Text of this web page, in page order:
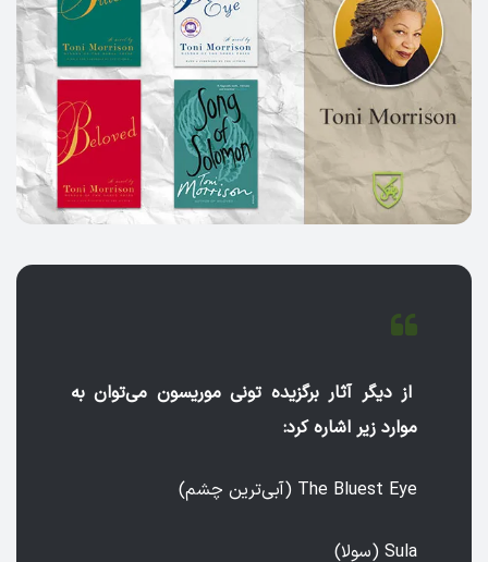
از دیگر آثار برگزیده تونی موریسون می‌توان به
موارد زیر اشاره کرد:
The Bluest Eye (آبی‌ترین چشم)
Sula (سولا)